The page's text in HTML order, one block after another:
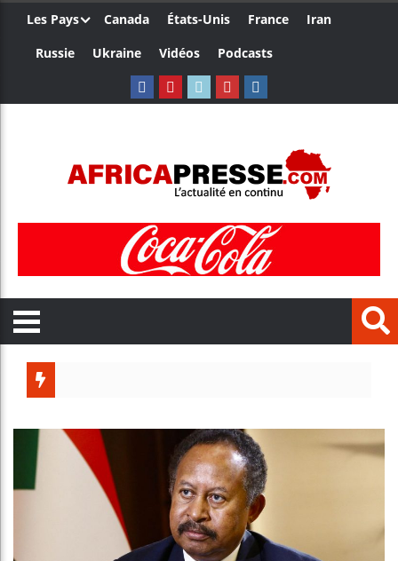
Les Pays Canada États-Unis France
Iran
Russie
Ukraine Vidéos Podcasts
Aliko